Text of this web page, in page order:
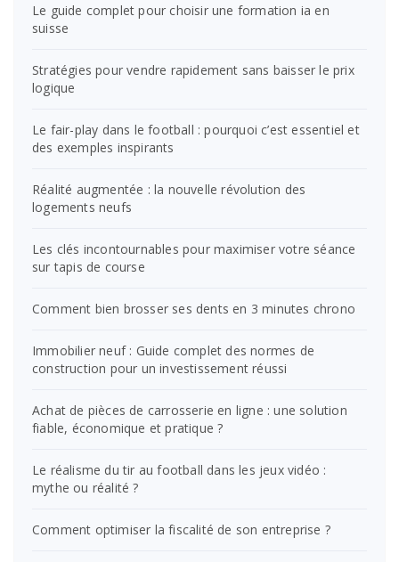
Le guide complet pour choisir une formation ia en
suisse
Stratégies pour vendre rapidement sans baisser le prix
logique
Le fair-play dans le football : pourquoi c’est essentiel et
des exemples inspirants
Réalité augmentée : la nouvelle révolution des
logements neufs
Les clés incontournables pour maximiser votre séance
sur tapis de course
Comment bien brosser ses dents en 3 minutes chrono
Immobilier neuf : Guide complet des normes de
construction pour un investissement réussi
Achat de pièces de carrosserie en ligne : une solution
fiable, économique et pratique ?
Le réalisme du tir au football dans les jeux vidéo :
mythe ou réalité ?
Comment optimiser la fiscalité de son entreprise ?